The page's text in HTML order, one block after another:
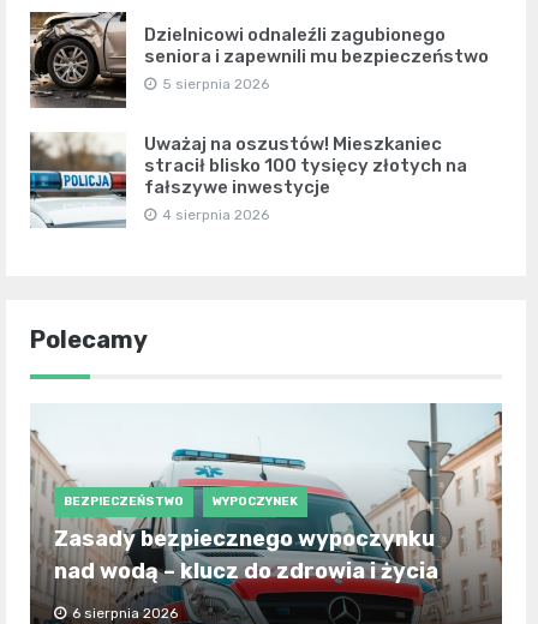
Dzielnicowi odnaleźli zagubionego
seniora i zapewnili mu bezpieczeństwo
5 sierpnia 2026
Uważaj na oszustów! Mieszkaniec
stracił blisko 100 tysięcy złotych na
fałszywe inwestycje
4 sierpnia 2026
Polecamy
BEZPIECZEŃSTWO WYPOCZYNEK
Zasady bezpiecznego wypoczynku
nad wodą – klucz do zdrowia i życia
6 sierpnia 2026